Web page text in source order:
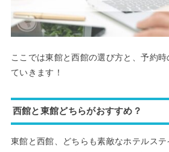
ここでは東館と西館の選び方と、予約
ていきます！
西館と東館どちらがおすすめ？
東館と西館、どちらも素敵なホテルス